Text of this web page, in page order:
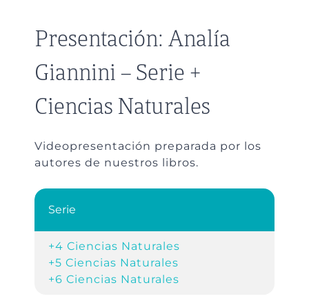
Presentación: Analía
Giannini – Serie +
Ciencias Naturales
Videopresentación preparada por los
autores de nuestros libros.
Serie
+4 Ciencias Naturales
+5 Ciencias Naturales
+6 Ciencias Naturales